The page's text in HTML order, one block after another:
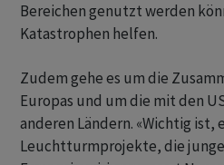
Bereichen genutzt werden
Katastrophen helfen.
Zudem gehe es um die
Europas und um die mit den
anderen Ländern. «Wichtig ist,
Leuchtturmprojekte, die